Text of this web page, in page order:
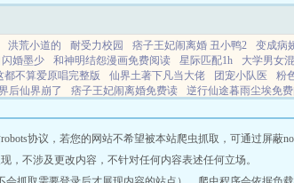
洪荒小道的 耐受力校园 痞子王妃闹离婚 丑小鸭2 变成病
婚墨少 和神明结怨漫画免费阅读 星际匹配1h 大学男女
都不算爱原唱完整版 仙界土著下凡当大佬 团宠小队医 粉
后仙界崩了 痞子王妃闹离婚免费读 逆行仙途暮雨尘埃免
过我小 痞子王爷追妻 重生后被男神们娇养了最新章节更新
雾侏罗纪全文免费 学霸被校霸惹急了在线阅读 星火1 姐
穿成爽文男主的短命白月光 大道无形类合集 重生渣男成
协议，若您的网站不希望被本站爬虫抓取，可通过屏蔽
，不涉及更改内容，不针对任何内容表述任何立场。